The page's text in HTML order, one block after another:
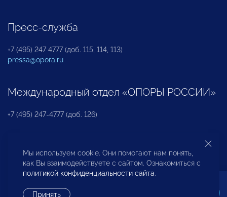
Пресс-служба
+7 (495) 247 4777 (доб. 115, 114, 113)
pressa@opora.ru
Международный отдел «ОПОРЫ РОССИИ»
+7 (495) 247-4777 (доб. 126)
Бюро по защите прав предпринимателей и
инвесторов
Мы используем cookie. Они помогают нам понять,
как Вы взаимодействуете с сайтом. Ознакомиться с
политикой конфиденциальности сайта.
Принять